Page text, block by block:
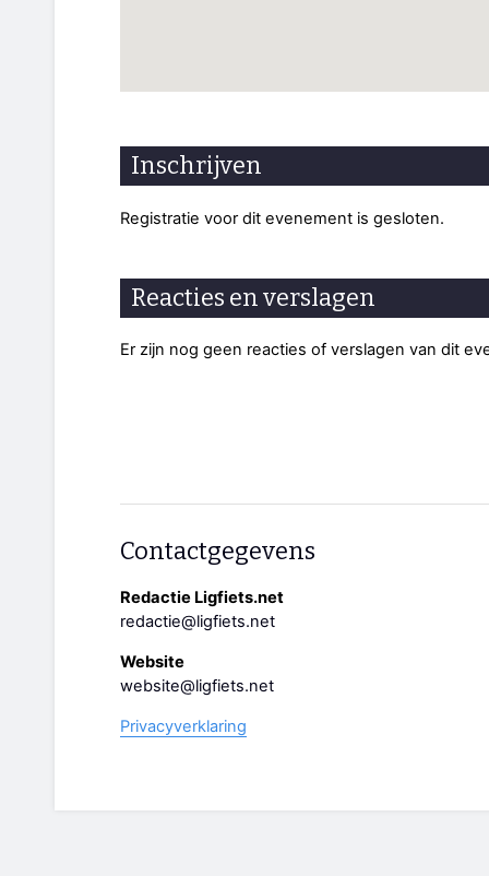
Inschrijven
Registratie voor dit evenement is gesloten.
Reacties en verslagen
Er zijn nog geen reacties of verslagen van dit
Contactgegevens
Redactie Ligfiets.net
redactie@ligfiets.net
Website
website@ligfiets.net
Privacyverklaring